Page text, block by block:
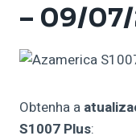
– 09/
Obtenha a
S1007 Plus: